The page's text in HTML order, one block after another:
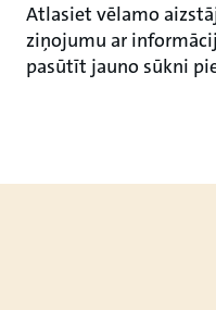
Atlasiet vēlamo
ziņojumu ar
pasūtīt jauno sūkni